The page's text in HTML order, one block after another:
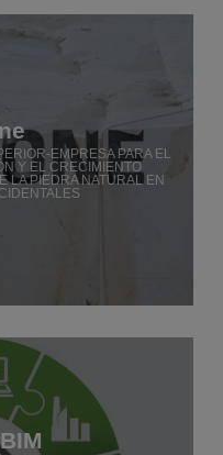
EMPRESA PARA EL
Y EL CRECIMIENTO
LA PIEDRA NATURAL EN